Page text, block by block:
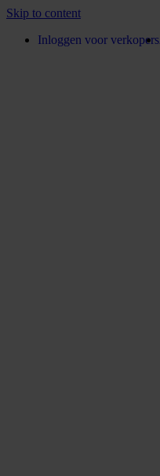
Skip to content
Inloggen voor verkopers